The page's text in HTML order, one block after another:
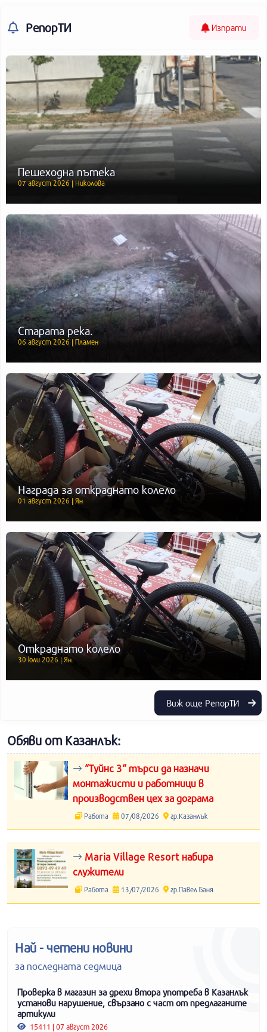
РепорТИ Изпрати
Пешеходна пътека
07 август 2026 | Николова
Старата река.
06 август 2026 | Пламен
Награда за откраднато колело
01 август 2026 | Ян
Откраднато колело
30 юли 2026 | Ян
Виж още РепорТИ
Обяви от Казанлък:
“Туйнс 3“ търси да назначи
монтажисти и работници в
производствен цех за дограма
Работа 07/08/2026 гр.Казанлък
Maria Village Resort набира
служители
Работа 13/07/2026 гр.Павел Баня
Най - четени новини
за последната седмица
Проверка в магазин за дрехи втора употреба в Казанлък
установи нарушение, свързано с част от предлаганите
артикули
15411 | 07 август 2026